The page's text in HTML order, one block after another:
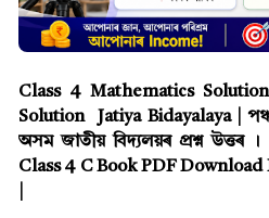
Class 4 Mathematics
Solution Jatiya Bidayalaya |
অসম জাতীয় বিদ্যলয়ৰ প্ৰশ্ন উত্তৰ
Class 4 C Book PDF